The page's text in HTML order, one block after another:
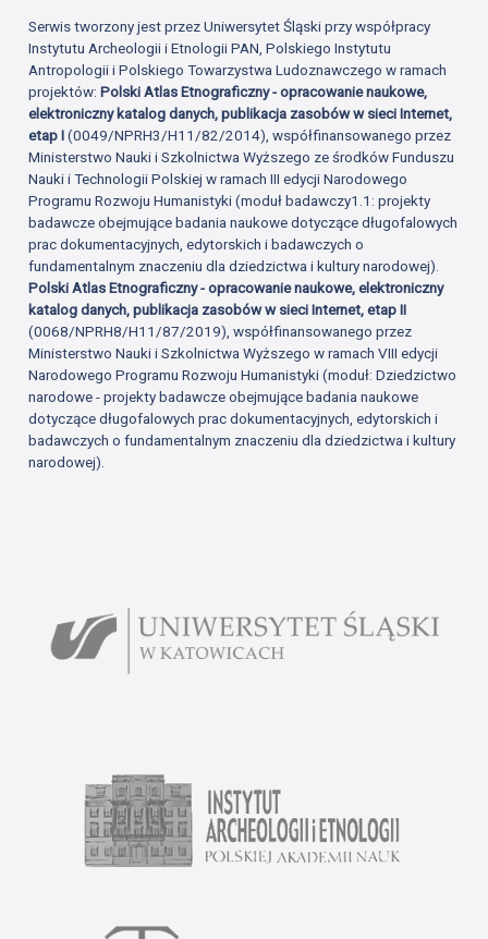
Serwis tworzony jest przez Uniwersytet Śląski przy współpracy
Instytutu Archeologii i Etnologii PAN, Polskiego Instytutu
Antropologii i Polskiego Towarzystwa Ludoznawczego w ramach
projektów:Polski Atlas Etnograficzny - opracowanie naukowe,
elektroniczny katalog danych, publikacja zasobów w sieci Internet,
etap I(0049/NPRH3/H11/82/2014), współfinansowanego przez
Ministerstwo Nauki i Szkolnictwa Wyższego ze środków Funduszu
Nauki i Technologii Polskiej w ramach III edycji Narodowego
Programu Rozwoju Humanistyki (moduł badawczy1.1: projekty
badawcze obejmujące badania naukowe dotyczące długofalowych
prac dokumentacyjnych, edytorskich i badawczych o
fundamentalnym znaczeniu dla dziedzictwa i kultury narodowej).
Polski Atlas Etnograficzny - opracowanie naukowe, elektroniczny
katalog danych, publikacja zasobów w sieci Internet, etap II
(0068/NPRH8/H11/87/2019), współfinansowanego przez
Ministerstwo Nauki i Szkolnictwa Wyższego w ramach VIII edycji
Narodowego Programu Rozwoju Humanistyki (moduł: Dziedzictwo
narodowe - projekty badawcze obejmujące badania naukowe
dotyczące długofalowych prac dokumentacyjnych, edytorskich i
badawczych o fundamentalnym znaczeniu dla dziedzictwa i kultury
narodowej).